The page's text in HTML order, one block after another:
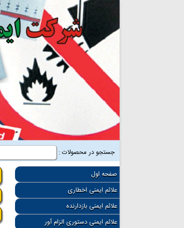
جستجو در محصولات :
صفحه اول
علائم ایمنی اخطاری
علائم ایمنی بازدارنده
علائم ایمنی دستوری الزام آور